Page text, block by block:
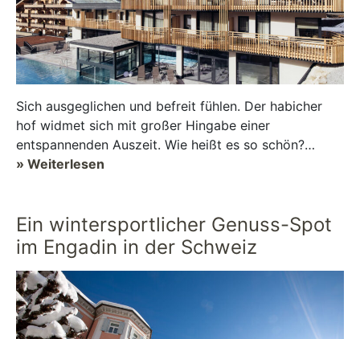
Sich ausgeglichen und befreit fühlen. Der habicher
hof widmet sich mit großer Hingabe einer
entspannenden Auszeit. Wie heißt es so schön?
Balance im Leben ist nichts, was du einfa...
» Weiterlesen
Ein wintersportlicher Genuss-Spot
im Engadin in der Schweiz